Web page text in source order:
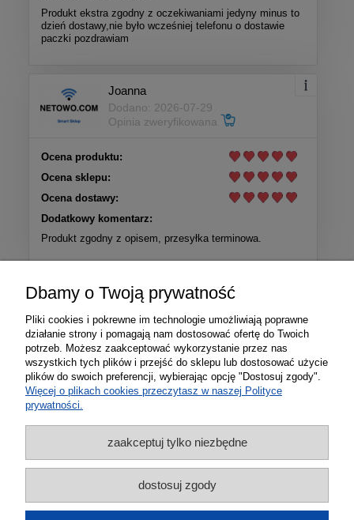
Produkt ekstra zgodny z oczekiwaniami jedyny minus to
dzień dostawy,nie było wcześniej telefonu o dostawie
paczki pozdrawiam
Joanna
Dodano: 2026-07-29
Opinia zweryfikowana
Ocena produktu:
Ocena sklepu:
Ocena dostawy:
Dodatkowy komentarz:
Produkt zgodny z opisem, przesyłka terminowa.
Informacje
Zakupy
Dbamy o Twoją prywatność
Pliki cookies i pokrewne im technologie umożliwiają poprawne
działanie strony i pomagają nam dostosować ofertę do Twoich
potrzeb. Możesz zaakceptować wykorzystanie przez nas
wszystkich tych plików i przejść do sklepu lub dostosować użycie
plików do swoich preferencji, wybierając opcję "Dostosuj zgody".
Więcej o plikach cookies przeczytasz w naszej Polityce
prywatności.
zaakceptuj tylko niezbędne
dostosuj zgody